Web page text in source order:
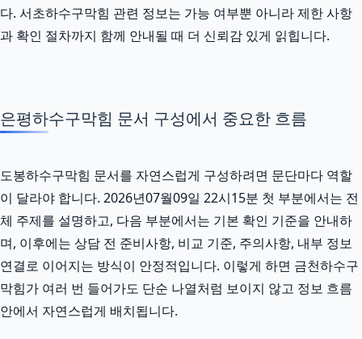
다. 서초하수구막힘 관련 정보는 가능 여부뿐 아니라 제한 사항
과 확인 절차까지 함께 안내될 때 더 신뢰감 있게 읽힙니다.
은평하수구막힘 문서 구성에서 중요한 흐름
도봉하수구막힘 문서를 자연스럽게 구성하려면 문단마다 역할
이 달라야 합니다. 2026년07월09일 22시15분 첫 부분에서는 전
체 주제를 설명하고, 다음 부분에서는 기본 확인 기준을 안내하
며, 이후에는 상담 전 준비사항, 비교 기준, 주의사항, 내부 정보
연결로 이어지는 방식이 안정적입니다. 이렇게 하면 금천하수구
막힘가 여러 번 들어가도 단순 나열처럼 보이지 않고 정보 흐름
안에서 자연스럽게 배치됩니다.